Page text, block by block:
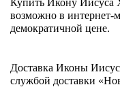
Купить Икону Иисуса
возможно в интернет-
демократичной цене.
Доставка Иконы
службой доставки